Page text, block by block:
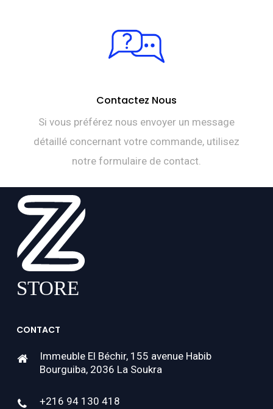
Contactez Nous
Si vous préférez nous envoyer un message
détaillé concernant votre commande, utilisez
notre formulaire de contact.
CONTACT
Immeuble El Béchir, 155 avenue Habib
Bourguiba, 2036 La Soukra
+216 94 130 418